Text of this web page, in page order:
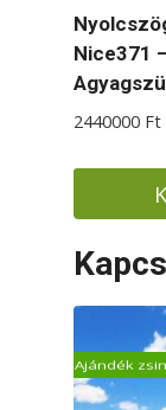
Nice371
2440000 Ft
Ajándék